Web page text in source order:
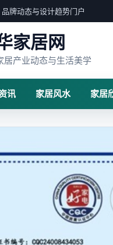
牌动态与设计趋势门户
家居网
居产业动态与生活美学
讯 家居风水 家居